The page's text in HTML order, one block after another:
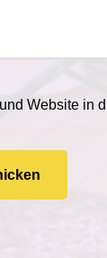
Website in